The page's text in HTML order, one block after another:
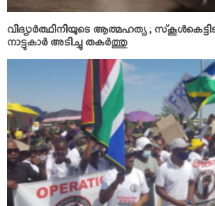
വിദ്യാര്‍ത്ഥിനിയുടെ ആത്മഹത്യ ;
നാട്ടുകാര്‍ അടിച്ചു തകര്‍ത്തു